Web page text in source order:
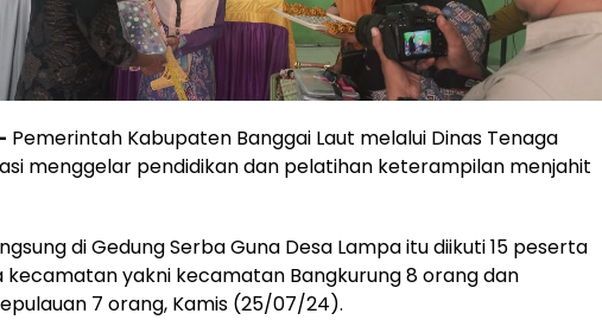
Pemerintah Kabupaten Banggai Laut melalui Dinas Tenaga
menggelar pendidikan dan pelatihan keterampilan menjahit
di Gedung Serba Guna Desa Lampa itu diikuti 15 peserta
kecamatan yakni kecamatan Bangkurung 8 orang dan
7 orang, Kamis (25/07/24).